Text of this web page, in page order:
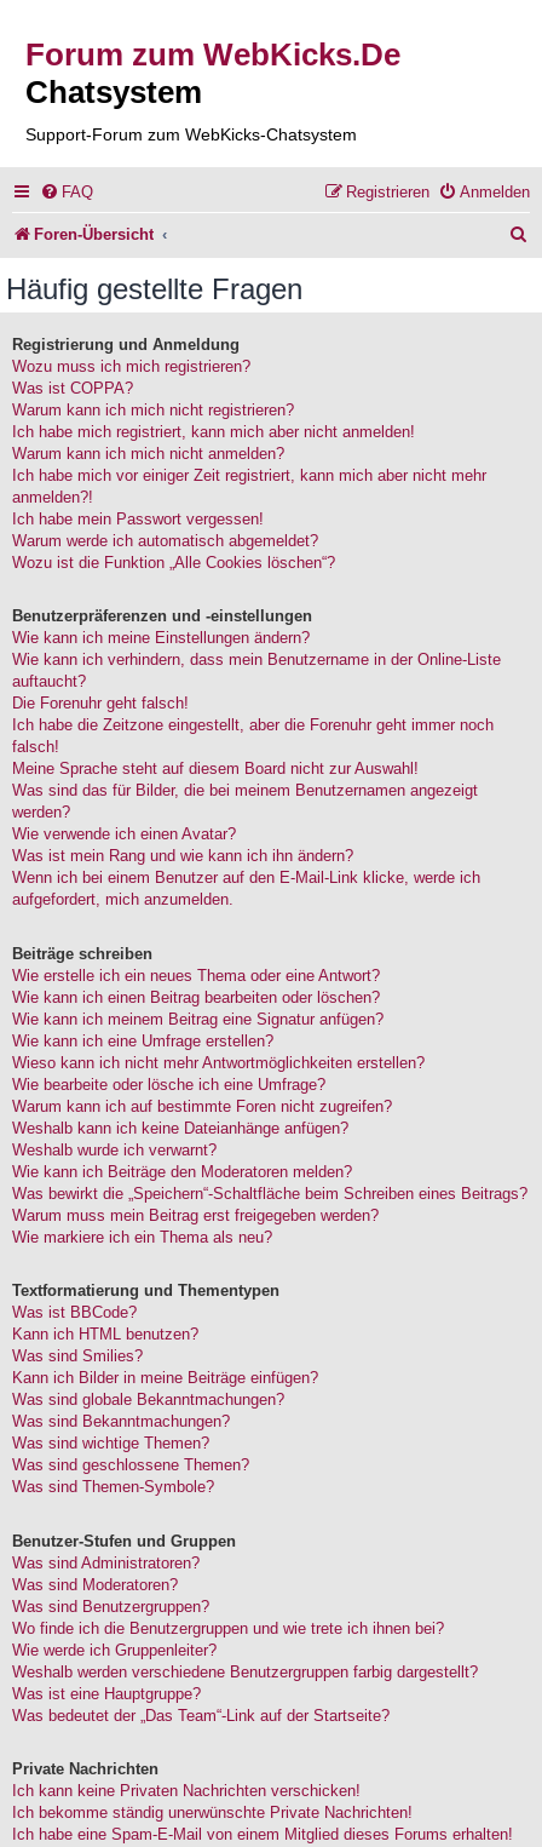
Forum zum WebKicks.De
Chatsystem
Support-Forum zum WebKicks-Chatsystem
FAQ Anmelden
Registrieren
Foren-Übersicht
Häufig gestellte Fragen
Registrierung und Anmeldung
Wozu muss ich mich registrieren?
Was ist COPPA?
Warum kann ich mich nicht registrieren?
Ich habe mich registriert, kann mich aber nicht anmelden!
Warum kann ich mich nicht anmelden?
Ich habe mich vor einiger Zeit registriert, kann mich aber nicht mehr
anmelden?!
Ich habe mein Passwort vergessen!
Warum werde ich automatisch abgemeldet?
Wozu ist die Funktion „Alle Cookies löschen“?
Benutzerpräferenzen und -einstellungen
Wie kann ich meine Einstellungen ändern?
Wie kann ich verhindern, dass mein Benutzername in der Online-Liste
auftaucht?
Die Forenuhr geht falsch!
Ich habe die Zeitzone eingestellt, aber die Forenuhr geht immer noch
falsch!
Meine Sprache steht auf diesem Board nicht zur Auswahl!
Was sind das für Bilder, die bei meinem Benutzernamen angezeigt
werden?
Wie verwende ich einen Avatar?
Was ist mein Rang und wie kann ich ihn ändern?
Wenn ich bei einem Benutzer auf den E-Mail-Link klicke, werde ich
aufgefordert, mich anzumelden.
Beiträge schreiben
Wie erstelle ich ein neues Thema oder eine Antwort?
Wie kann ich einen Beitrag bearbeiten oder löschen?
Wie kann ich meinem Beitrag eine Signatur anfügen?
Wie kann ich eine Umfrage erstellen?
Wieso kann ich nicht mehr Antwortmöglichkeiten erstellen?
Wie bearbeite oder lösche ich eine Umfrage?
Warum kann ich auf bestimmte Foren nicht zugreifen?
Weshalb kann ich keine Dateianhänge anfügen?
Weshalb wurde ich verwarnt?
Wie kann ich Beiträge den Moderatoren melden?
Was bewirkt die „Speichern“-Schaltfläche beim Schreiben eines Beitrags?
Warum muss mein Beitrag erst freigegeben werden?
Wie markiere ich ein Thema als neu?
Textformatierung und Thementypen
Was ist BBCode?
Kann ich HTML benutzen?
Was sind Smilies?
Kann ich Bilder in meine Beiträge einfügen?
Was sind globale Bekanntmachungen?
Was sind Bekanntmachungen?
Was sind wichtige Themen?
Was sind geschlossene Themen?
Was sind Themen-Symbole?
Benutzer-Stufen und Gruppen
Was sind Administratoren?
Was sind Moderatoren?
Was sind Benutzergruppen?
Wo finde ich die Benutzergruppen und wie trete ich ihnen bei?
Wie werde ich Gruppenleiter?
Weshalb werden verschiedene Benutzergruppen farbig dargestellt?
Was ist eine Hauptgruppe?
Was bedeutet der „Das Team“-Link auf der Startseite?
Private Nachrichten
Ich kann keine Privaten Nachrichten verschicken!
Ich bekomme ständig unerwünschte Private Nachrichten!
Ich habe eine Spam-E-Mail von einem Mitglied dieses Forums erhalten!